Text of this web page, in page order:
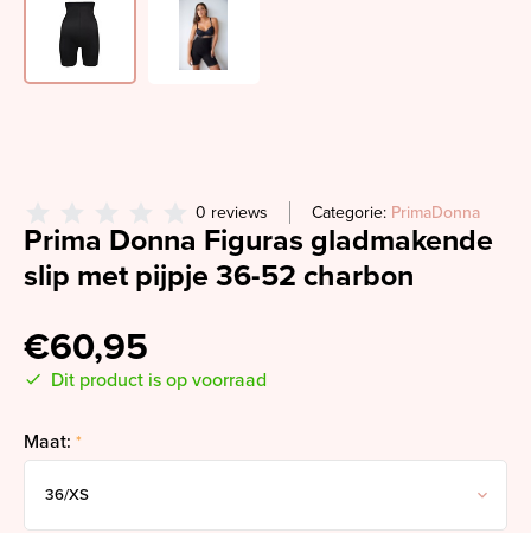
0 reviews Categorie: PrimaDonna
Prima Donna Figuras gladmakende
slip met pijpje 36-52 charbon
€60,95
Dit product is op voorraad
Maat: *